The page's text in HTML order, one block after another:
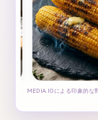
MEDIA.IOによる印象的な